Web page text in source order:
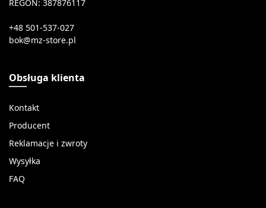
REGON: 387876117
+48 501-537-027
Obsługa klienta
Kontakt
Producent
Reklamacje i zwroty
Wysyłka
FAQ